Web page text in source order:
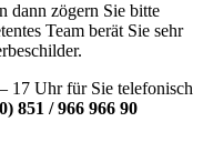
dann zögern Sie bitte
Team berät Sie sehr
17 Uhr für Sie telefonisch
851 / 966 966 90